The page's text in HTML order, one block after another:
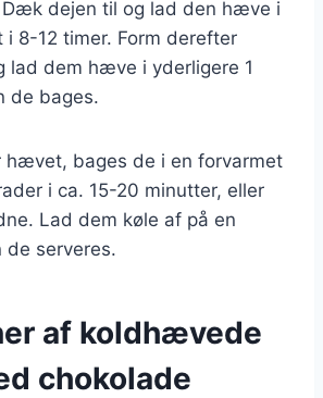
Dæk dejen til og lad den hæve i
i 8-12 timer. Form derefter
lad dem hæve i yderligere 1
de bages.
hævet, bages de i en forvarmet
i ca. 15-20 minutter, eller
Lad dem køle af på en
de serveres.
af koldhævede
chokolade